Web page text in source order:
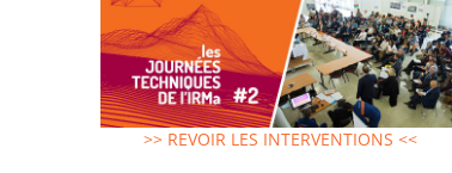
>> REVOIR LES INTERVENTIONS <<